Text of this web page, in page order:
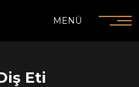
MENÜ
Eti